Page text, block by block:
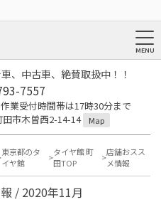
中古車、絶賛取扱中！！
7557
業受付時間帯は17時30分まで
市木曽西2-14-14
Map
東京都のタ
イヤ館
タイヤ館 町
田TOP
店舗おスス
メ情報
/ 2020年11月